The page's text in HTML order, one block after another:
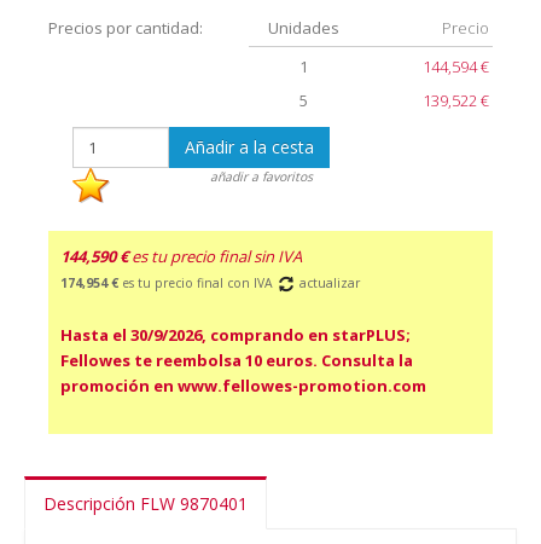
Precios por cantidad:
Unidades
Precio
1
144,594 €
5
139,522 €
Añadir a la cesta
añadir a favoritos
144,590 € es tu precio final sin IVA
174,954 € es tu precio final con IVA actualizar
Hasta el 30/9/2026, comprando en starPLUS;
Fellowes te reembolsa 10 euros. Consulta la
promoción en www.fellowes-promotion.com
Descripción FLW 9870401